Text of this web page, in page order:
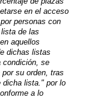
en el acceso
personas con
de las
aquellos
dichas listas
condición, se
su orden, tras
dicha lista." por lo
a lo